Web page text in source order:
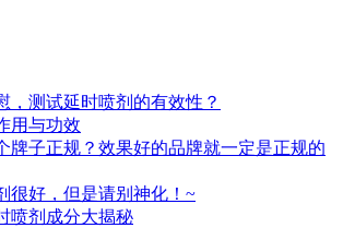
，测试延时喷剂的有效性？
用与功效
牌子正规？效果好的品牌就一定是正规的
很好，但是请别神化！~
喷剂成分大揭秘